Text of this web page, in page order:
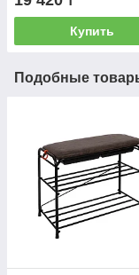
Купить
Подобные